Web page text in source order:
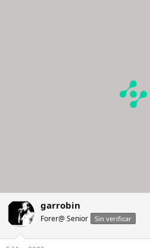
garrobin
Forer@ Senior Sin verificar